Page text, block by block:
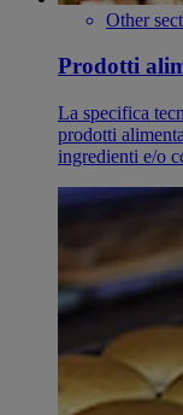
Other
Prodotti
La specifica
prodotti
ingredienti e/o